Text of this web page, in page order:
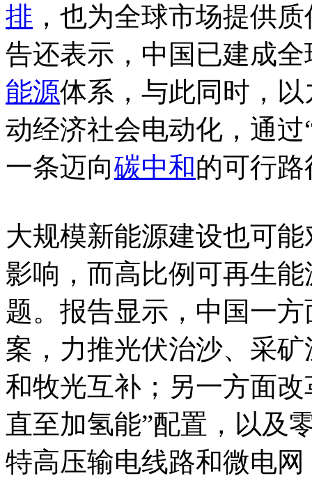
排 ，也为全球市场提供
告还表示，中国已建成
能源体系，与此同时，
动经济社会电动化，通
一条迈向碳中和的可行路
大规模新能源建设也可
影响，而高比例可再生
题。报告显示，中国一
案，力推光伏治沙、采
和牧光互补；另一方面
直至加氢能”配置，以及
特高压输电线路和微电